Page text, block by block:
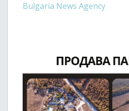
Bulgaria News Agency